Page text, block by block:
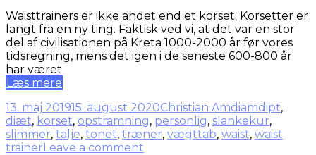
Waisttrainers er ikke andet end et korset. Korsetter er
langt fra en ny ting. Faktisk ved vi, at det var en stor
del af civilisationen på Kreta 1000-2000 år før vores
tidsregning, mens det igen i de seneste 600-800 år
har været
Læs mere
13. maj 201915. august 2020Christian Amdiamdipt,
diæt, korset, opstramning, personlig, slankekur,
slimmer, talje, tonet, træner, vægttab, waist, waist
trainerLeave a comment